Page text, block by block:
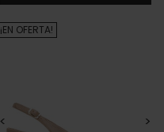
< >
¡EN OFERTA!